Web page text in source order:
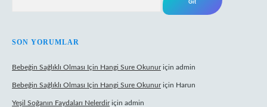
SON YORUMLAR
Bebeğin Sağlıklı Olması Için Hangi Sure Okunuriçin admin
Bebeğin Sağlıklı Olması Için Hangi Sure Okunuriçin Harun
Yeşil Soğanın Faydaları Nelerdiriçin admin